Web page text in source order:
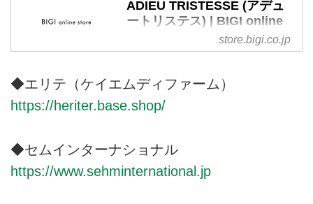
ADIEU TRISTESSE (アデュ
ートリステス) | BIGI online
store - ビギ オンラインスト
ア
サイト・ADIEU TRISTESSE（ア
デュートリステス）のTOPページ
store.bigi.co.jp
◆エリテ（ケイエムディファーム）
https://heriter.base.shop/
◆セムインターナショナル
https://www.sehminternational.jp